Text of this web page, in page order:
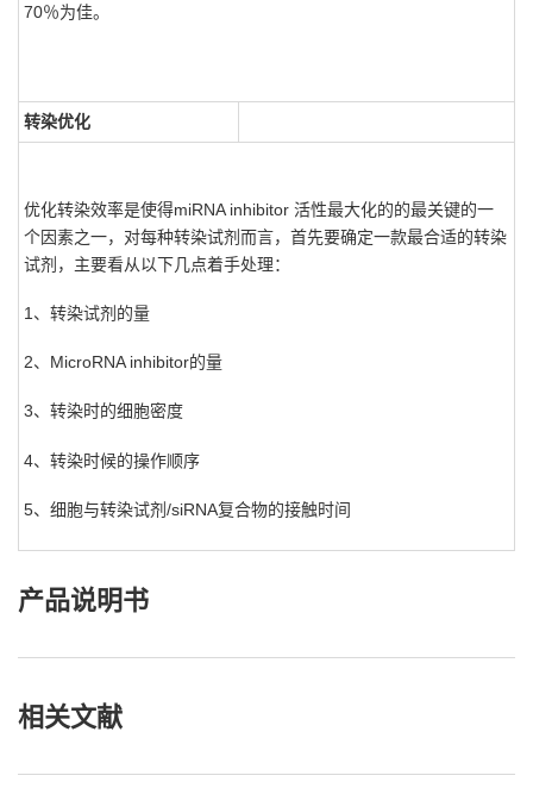
70％为佳。
转染优化
优化转染效率是使得miRNA inhibitor 活性最大化的的最关键的一
个因素之一，对每种转染试剂而言，首先要确定一款最合适的转染
试剂，主要看从以下几点着手处理：
1、转染试剂的量
2、MicroRNA inhibitor的量
3、转染时的细胞密度
4、转染时候的操作顺序
5、细胞与转染试剂/siRNA复合物的接触时间
产品说明书
相关文献